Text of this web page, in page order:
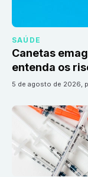
SAÚDE
Canetas
entenda os
5 de agosto de 2026,